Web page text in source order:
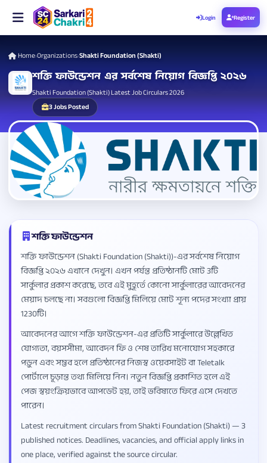
Login Register
Home›Organizations›Shakti Foundation (Shakti)
শক্তি ফাউন্ডেশন এর সর্বশেষ নিয়োগ বিজ্ঞপ্তি ২০২৬
Shakti Foundation (Shakti) Latest Job Circulars 2026
3 Jobs Posted
শক্তি ফাউন্ডেশন
শক্তি ফাউন্ডেশন (Shakti Foundation (Shakti))-এর সর্বশেষ নিয়োগ
বিজ্ঞপ্তি ২০২৬ এখানে দেখুন। এখন পর্যন্ত প্রতিষ্ঠানটি মোট 3টি
সার্কুলার প্রকাশ করেছে, তবে এই মুহূর্তে কোনো সার্কুলারের আবেদনের
মেয়াদ চলছে না। সবগুলো বিজ্ঞপ্তি মিলিয়ে মোট শূন্য পদের সংখ্যা প্রায়
1230টি।
আবেদনের আগে শক্তি ফাউন্ডেশন-এর প্রতিটি সার্কুলারে উল্লেখিত
যোগ্যতা, বয়সসীমা, আবেদন ফি ও শেষ তারিখ মনোযোগ সহকারে
পড়ুন এবং সম্ভব হলে প্রতিষ্ঠানের নিজস্ব ওয়েবসাইট বা Teletalk
পোর্টালে চূড়ান্ত তথ্য মিলিয়ে নিন। নতুন বিজ্ঞপ্তি প্রকাশিত হলে এই
পেজ স্বয়ংক্রিয়ভাবে আপডেট হয়, তাই ভবিষ্যতে ফিরে এসে দেখতে
পারেন।
Latest recruitment circulars from Shakti Foundation (Shakti) — 3
published notices. Deadlines, vacancies, and official apply links in
one place, verified against the source circular.